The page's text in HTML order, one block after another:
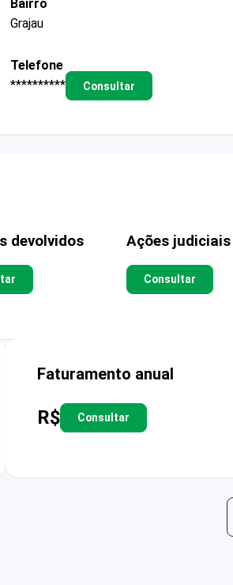
Bairro
Grajau
Telefone
**********
Consultar
devolvidos Ações judiciais
Consultar
Faturamento anual
R$ Consultar